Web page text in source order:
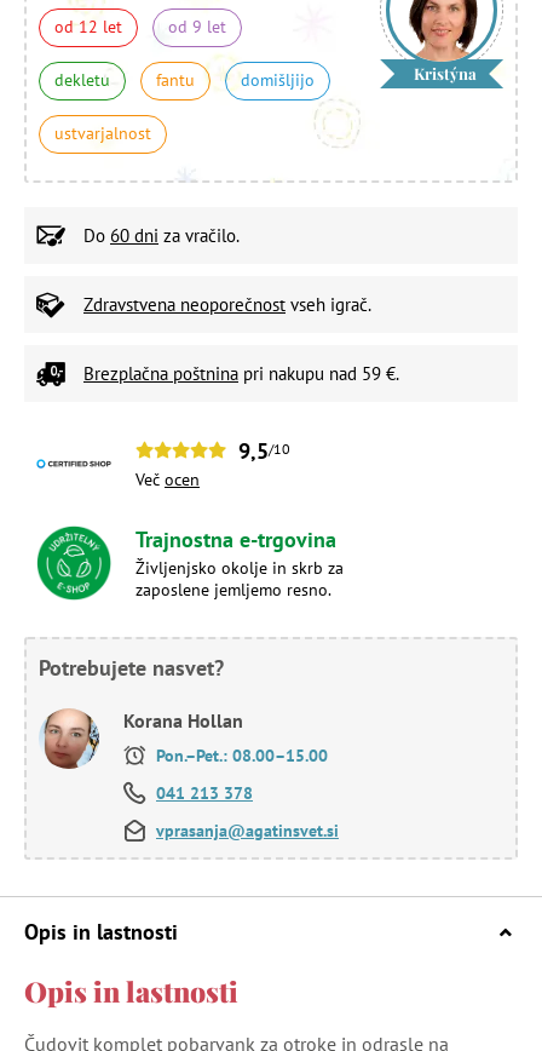
od 12 let od 9 let
dekletu fantu domišljijo
ustvarjalnost
Kristýna
Do 60 dni za vračilo.
Zdravstvena neoporečnost vseh igrač.
Brezplačna poštnina pri nakupu nad 59 €.
9,5/10
Več ocen
Trajnostna e-trgovina
Življenjsko okolje in skrb za
zaposlene jemljemo resno.
Potrebujete nasvet?
Korana Hollan
Pon.–Pet.: 08.00–15.00
041 213 378
vprasanja@agatinsvet.si
Opis in lastnosti
Opis in lastnosti
Čudovit komplet pobarvank za otroke in odrasle na